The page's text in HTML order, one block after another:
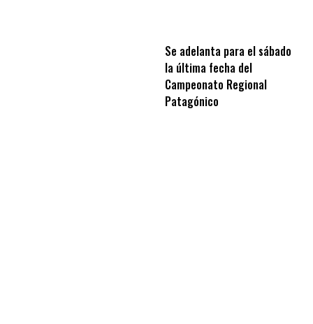
Se adelanta para el sábado
la última fecha del
Campeonato Regional
Patagónico